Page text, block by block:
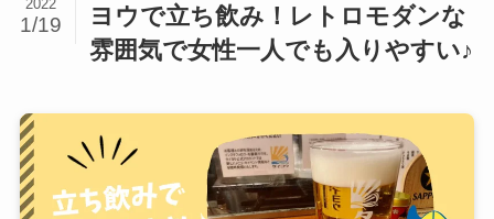
ヨウで立ち飲み！レトロモダンな
雰囲気で女性一人でも入りやすい♪
2022
1/19